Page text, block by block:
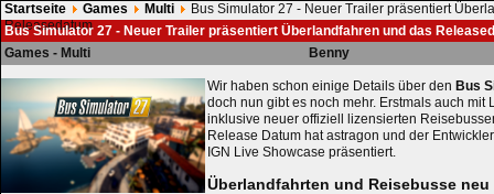
Startseite Games Multi
Bus Simulator 27 - Neuer Trailer präsentiert
Releasedatum
Bus Simulator 27 - Neuer Trailer präsentiert Überlandfahren und das
Games - Multi
Benny
Wir haben schon einige Details über den Bus
doch nun gibt es noch mehr. Erstmals auch mit
inklusive neuer offiziell lizensierten
Release Datum hat astragon und der
IGN Live Showcase präsentiert.
Überlandfahrten und Reisebusse neu